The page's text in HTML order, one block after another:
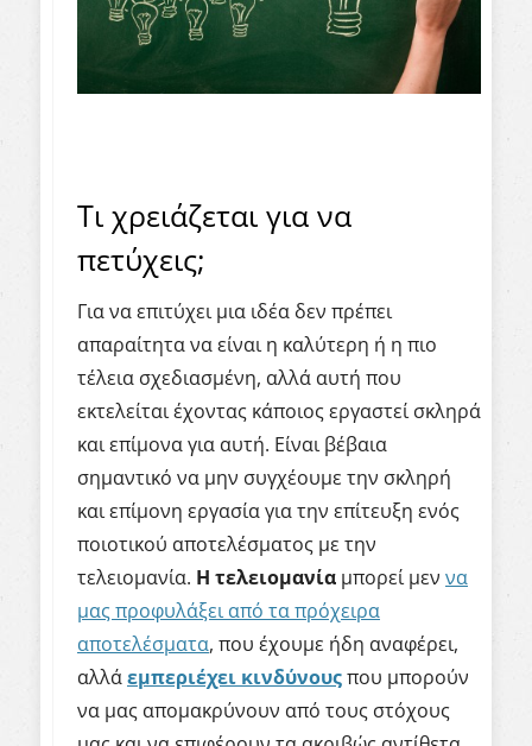
Τι χρειάζεται για να
πετύχεις;
Για να επιτύχει μια ιδέα δεν πρέπει
απαραίτητα να είναι η καλύτερη ή η πιο
τέλεια σχεδιασμένη, αλλά αυτή που
εκτελείται έχοντας κάποιος εργαστεί σκληρά
και επίμονα για αυτή. Είναι βέβαια
σημαντικό να μην συγχέουμε την σκληρή
και επίμονη εργασία για την επίτευξη ενός
ποιοτικού αποτελέσματος με την
τελειομανία. Η τελειομανία μπορεί μεν να
μας προφυλάξει από τα πρόχειρα
αποτελέσματα, που έχουμε ήδη αναφέρει,
αλλάεμπεριέχει κινδύνουςπου μπορούν
να μας απομακρύνουν από τους στόχους